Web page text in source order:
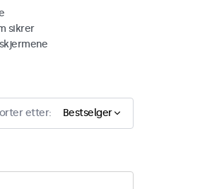
sikrer
etter: Bestselger